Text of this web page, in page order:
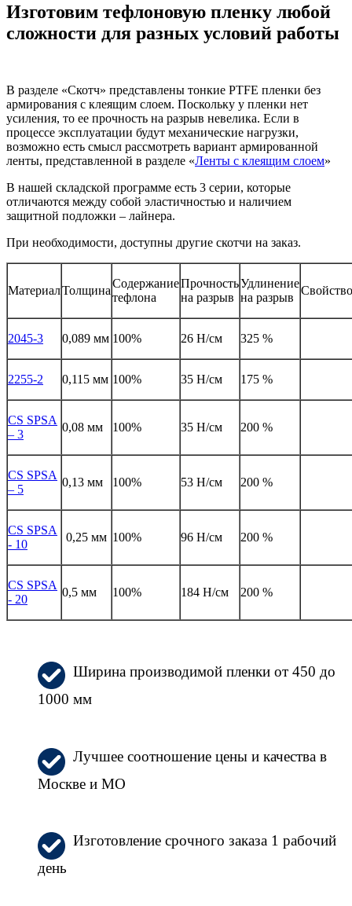
Изготовим тефлоновую пленку любой
сложности для разных условий работы
В разделе «Скотч» представлены тонкие PTFE пленки без
армирования с клеящим слоем. Поскольку у пленки нет
усиления, то ее прочность на разрыв невелика. Если в
процессе эксплуатации будут механические нагрузки,
возможно есть смысл рассмотреть вариант армированной
ленты, представленной в разделе «Ленты с клеящим слоем»
В нашей складской программе есть 3 серии, которые
отличаются между собой эластичностью и наличием
защитной подложки – лайнера.
При необходимости, доступны другие скотчи на заказ.
МатериалТолщина
Содержание
тефлона
Прочность
на разрыв
Удлинение
на разрыв
Свойство
2045-3 0,089 мм 100% 26 Н/см 325 %
2255-2 0,115 мм 100% 35 Н/см 175 %
CS SPSA
– 3
0,08 мм 100% 35 Н/см 200 %
CS SPSA
– 5
0,13 мм 100% 53 Н/см 200 %
CS SPSA
- 10
0,25 мм 100% 96 Н/см 200 %
CS SPSA
- 20
0,5 мм 100% 184 Н/см 200 %
Ширина производимой пленки от 450 до
1000 мм
Лучшее соотношение цены и качества в
Москве и МО
Изготовление срочного заказа 1 рабочий
день